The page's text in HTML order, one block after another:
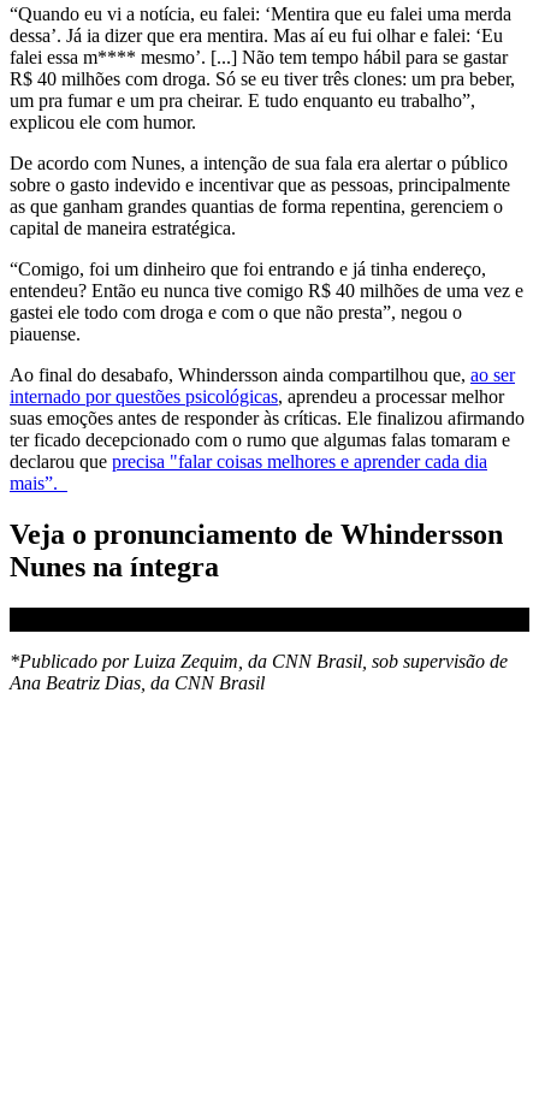
“Quando eu vi a notícia, eu falei: ‘Mentira que eu falei uma merda
dessa’. Já ia dizer que era mentira. Mas aí eu fui olhar e falei: ‘Eu
falei essa m**** mesmo’. [...] Não tem tempo hábil para se gastar
R$ 40 milhões com droga. Só se eu tiver três clones: um pra beber,
um pra fumar e um pra cheirar. E tudo enquanto eu trabalho”,
explicou ele com humor.
De acordo com Nunes, a intenção de sua fala era alertar o público
sobre o gasto indevido e incentivar que as pessoas, principalmente
as que ganham grandes quantias de forma repentina, gerenciem o
capital de maneira estratégica.
“Comigo, foi um dinheiro que foi entrando e já tinha endereço,
entendeu? Então eu nunca tive comigo R$ 40 milhões de uma vez e
gastei ele todo com droga e com o que não presta”, negou o
piauense.
Ao final do desabafo, Whindersson ainda compartilhou que, ao ser
internado por questões psicológicas, aprendeu a processar melhor
suas emoções antes de responder às críticas. Ele finalizou afirmando
ter ficado decepcionado com o rumo que algumas falas tomaram e
declarou que precisa "falar coisas melhores e aprender cada dia
mais”.
Veja o pronunciamento de Whindersson
Nunes na íntegra
*Publicado por Luiza Zequim, da CNN Brasil, sob supervisão de
Ana Beatriz Dias, da CNN Brasil